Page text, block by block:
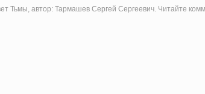
Тьмы, автор: Тармашев Сергей Сергеевич. Читайте